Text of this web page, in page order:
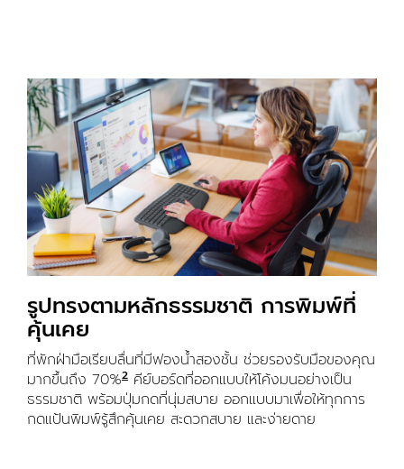
รูปทรงตามหลักธรรมชาติ การพิมพ์ที่
คุ้นเคย
ที่พักฝ่ามือเรียบลื่นที่มีฟองน้ำสองชั้น ช่วยรองรับมือของคุณ
มากขึ้นถึง 70%2 *อ้างอิงจากการศึกษาของ Logitech
คีย์บอร์ดที่ออกแบบให้โค้งมนอย่างเป็น
ธรรมชาติ พร้อมปุ่มกดที่นุ่มสบาย ออกแบบมาเพื่อให้ทุกการ
กดแป้นพิมพ์รู้สึกคุ้นเคย สะดวกสบาย และง่ายดาย